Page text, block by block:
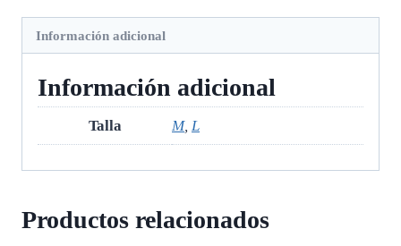
Información adicional
Información adicional
Talla M, L
Productos relacionados